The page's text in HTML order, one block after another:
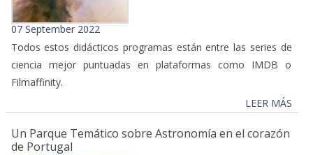
07 September 2022
Todos estos didácticos programas están entre las series de
ciencia mejor puntuadas en plataformas como IMDB o
Filmaffinity.
LEER MÁS
Un Parque Temático sobre Astronomía en el corazón
de Portugal